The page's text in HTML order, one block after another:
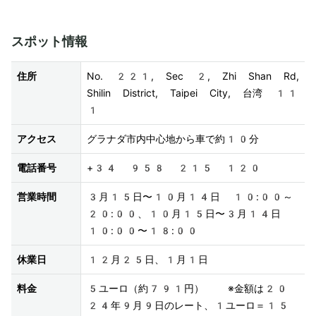
スポット情報
住所
No. 221, Sec 2, Zhi Shan Rd,
Shilin District, Taipei City, 台湾 11
1
アクセス グラナダ市内中心地から車で約10分
電話番号 +34 958 215 120
営業時間
3月15日〜10月14日 10:00～
20:00、10月15日〜3月14日
10:00〜18:00
休業日 12月25日、1月1日
料金
5ユーロ（約791円）  ※金額は20
24年9月9日のレート、1ユーロ＝15